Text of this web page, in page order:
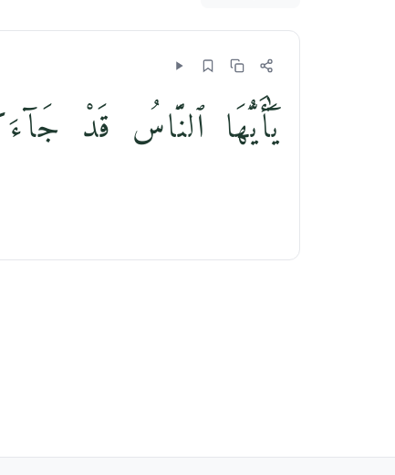
يَٰٓأَيُّهَا ٱلنَّاسُ قَدْ